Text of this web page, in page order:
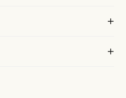
bransoletki, okazałe kolczyki,